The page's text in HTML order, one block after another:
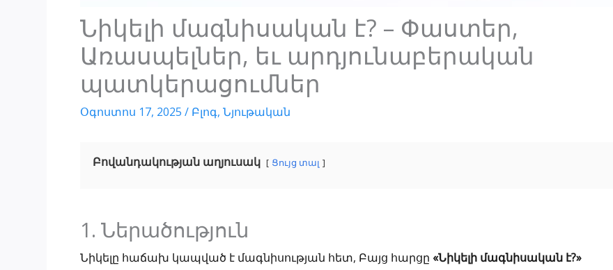
Նիկելի մագնիսական է? – Փաստեր,
Առասպելներ, եւ արդյունաբերական
պատկերացումներ
Օգոստոս 17, 2025 / Բլոգ, Նյութական
Բովանդակության աղյուսակ Ցույց տալ
1. Ներածություն
Նիկելը հաճախ կապված է մագնիսության հետ, Բայց հարցը «Նիկելի մագնիսական է?»